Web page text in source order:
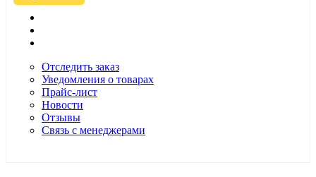
Отследить заказ
Уведомления о товарах
Прайс-лист
Новости
Отзывы
Связь с менеджерами